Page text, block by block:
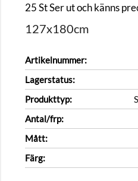
25 St Ser ut och känns
127x180cm
Artikelnummer:
Lagerstatus:
Produkttyp:
Antal/frp:
Mått:
Färg: